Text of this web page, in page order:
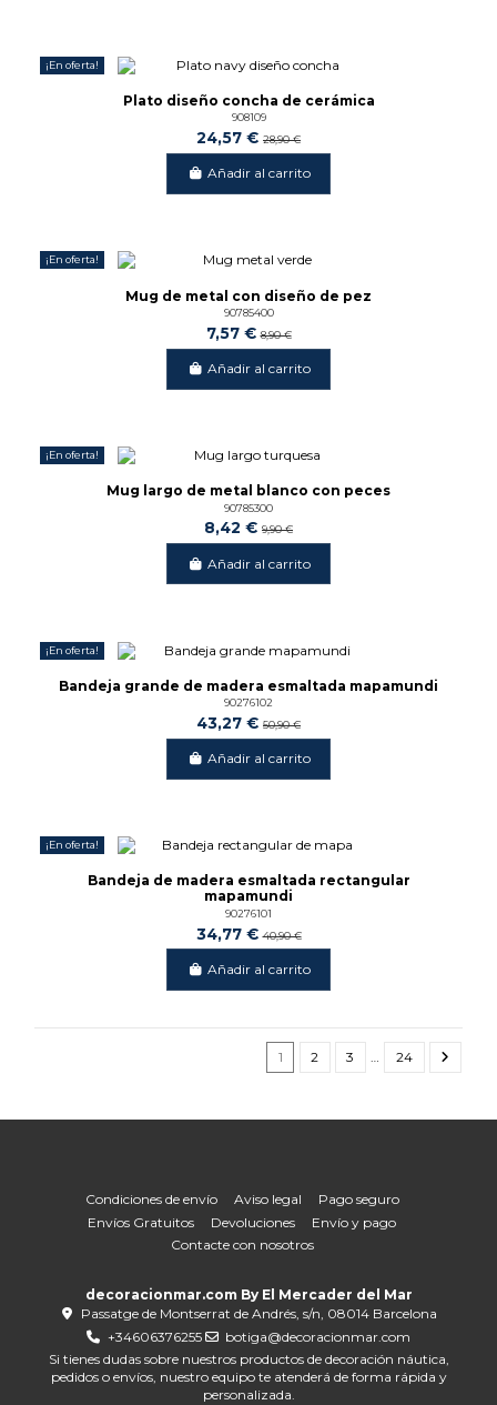
¡En oferta!
Plato diseño concha de cerámica
908109
24,57 € 28,90 €
Añadir al carrito
¡En oferta!
Mug de metal con diseño de pez
90785400
7,57 €8,90 €
Añadir al carrito
¡En oferta!
Mug largo de metal blanco con peces
90785300
8,42 € 9,90 €
Añadir al carrito
¡En oferta!
Bandeja grande de madera esmaltada mapamundi
90276102
43,27 € 50,90 €
Añadir al carrito
¡En oferta!
Bandeja de madera esmaltada rectangular
mapamundi
90276101
34,77 €40,90 €
Añadir al carrito
1 2 3 24
Condiciones de envío Aviso legal
Pago seguro
Envíos Gratuitos
Devoluciones
Envío y pago
Contacte con nosotros
decoracionmar.com By El Mercader del Mar
Passatge de Montserrat de Andrés, s/n, 08014 Barcelona
+34606376255
botiga@decoracionmar.com
Si tienes dudas sobre nuestros productos de decoración náutica,
pedidos o envíos, nuestro equipo te atenderá de forma rápida y
personalizada.